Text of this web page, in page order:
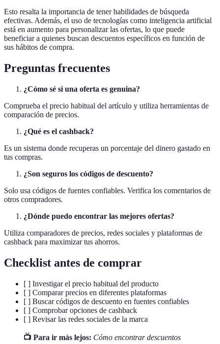
Esto resalta la importancia de tener habilidades de búsqueda
efectivas. Además, el uso de tecnologías como inteligencia artificial
está en aumento para personalizar las ofertas, lo que puede
beneficiar a quienes buscan descuentos específicos en función de
sus hábitos de compra.
Preguntas frecuentes
¿Cómo sé si una oferta es genuina?
Comprueba el precio habitual del artículo y utiliza herramientas de
comparación de precios.
¿Qué es el cashback?
Es un sistema donde recuperas un porcentaje del dinero gastado en
tus compras.
¿Son seguros los códigos de descuento?
Solo usa códigos de fuentes confiables. Verifica los comentarios de
otros compradores.
¿Dónde puedo encontrar las mejores ofertas?
Utiliza comparadores de precios, redes sociales y plataformas de
cashback para maximizar tus ahorros.
Checklist antes de comprar
[ ] Investigar el precio habitual del producto
[ ] Comparar precios en diferentes plataformas
[ ] Buscar códigos de descuento en fuentes confiables
[ ] Comprobar opciones de cashback
[ ] Revisar las redes sociales de la marca
📺 Para ir más lejos: Cómo encontrar descuentos